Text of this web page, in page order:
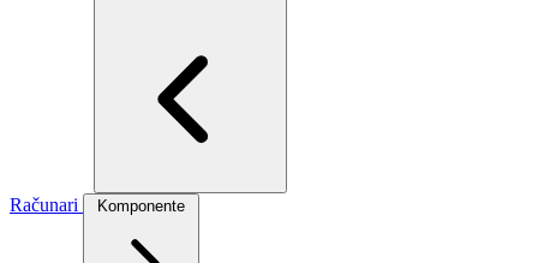
Računari Komponente